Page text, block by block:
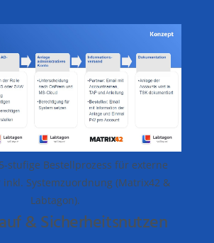
stufige Bestellprozess für externe
Systemzuordnung (Matrix42 &
Labtagon).
& Sicherheitsnutzen